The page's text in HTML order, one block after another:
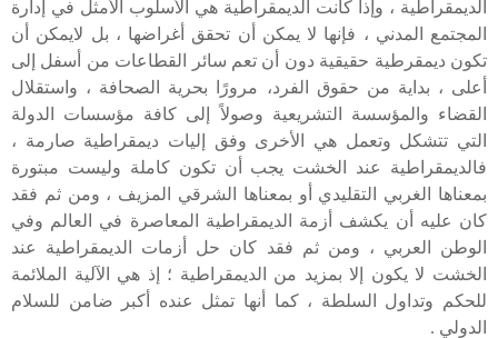
الديمقراطية ، وإذا كانت الديمقراطية هي الأسلوب الأمثل في إدارة
المجتمع المدني ، فإنها لا يمكن أن تحقق أغراضها ، بل لايمكن أن
تكون ديمقرطية حقيقية دون أن تعم سائر القطاعات من أسفل إلى
أعلى ، بداية من حقوق الفرد، مرورًا بحرية الصحافة ، واستقلال
القضاء والمؤسسة التشريعية وصولاً إلى كافة مؤسسات الدولة
التي تتشكل وتعمل هي الأخرى وفق إليات ديمقراطية صارمة ،
فالديمقراطية عند الخشت يجب أن تكون كاملة وليست مبتورة
بمعناها الغربي التقليدي أو بمعناها الشرقي المزيف ، ومن ثم فقد
كان عليه أن يكشف أزمة الديمقراطية المعاصرة في العالم وفي
الوطن العربي ، ومن ثم فقد كان حل أزمات الديمقراطية عند
الخشت لا يكون إلا بمزيد من الديمقراطية ؛ إذ هي الآلية الملائمة
للحكم وتداول السلطة ، كما أنها تمثل عنده أكبر ضامن للسلام
الدولي .